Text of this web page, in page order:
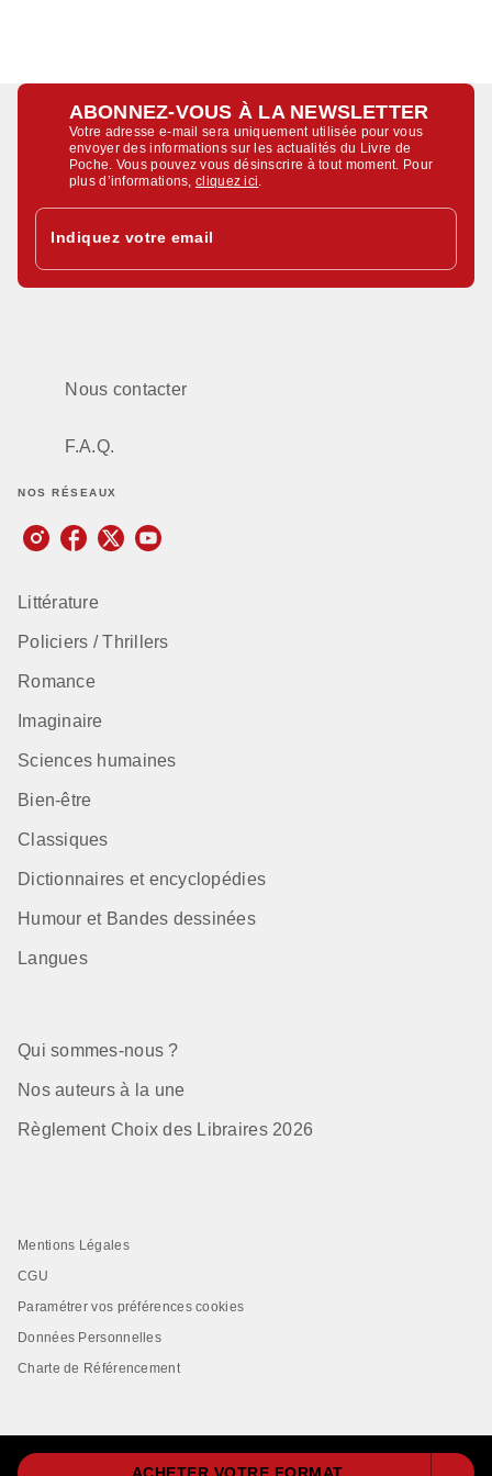
ABONNEZ-VOUS À LA NEWSLETTER
Votre adresse e-mail sera uniquement utilisée pour vous
envoyer des informations sur les actualités du Livre de
Poche. Vous pouvez vous désinscrire à tout moment. Pour
plus d’informations,cliquez ici
Indiquez votre email
Nous contacter
F.A.Q.
NOS RÉSEAUX
Littérature
Policiers / Thrillers
Romance
Imaginaire
Sciences humaines
Bien-être
Classiques
Dictionnaires et encyclopédies
Humour et Bandes dessinées
Langues
Qui sommes-nous ?
Nos auteurs à la une
Règlement Choix des Libraires 2026
Mentions Légales
CGU
Paramétrer vos préférences cookies
Données Personnelles
Charte de Référencement